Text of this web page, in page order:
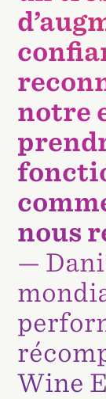
notre
nous
—
Wine